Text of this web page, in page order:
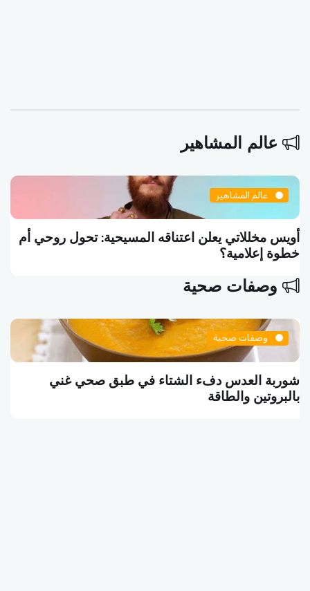
عالم المشاهير
عالم المشاهير
سلاف فواخرجي تكتب منشوراً فلسفياً: الفن هو أن
تموت واقفاً
وصفات صحية
وصفات صحية
البرغر النباتي وجبة الشبع الشهية بين الطعم والصحة